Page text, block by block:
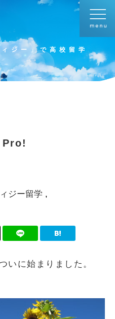
ジー」で高校留学
ジー留学
いに始まりました。